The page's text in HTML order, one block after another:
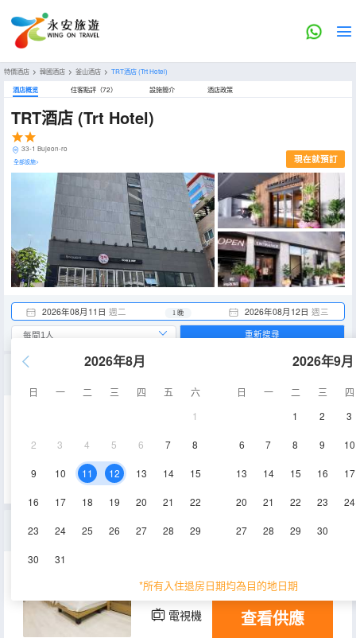
特價酒店 > 韓國酒店 > 釜山酒店 > TRT酒店(Trt Hotel)
酒店概览 住客點評（72） 設施簡介 酒店政策
TRT酒店 (Trt Hotel)
33-1 Bujeon-ro
全部設施> 現在就預訂
2026年08月11日 週二 2026年08月12日 週三
1 晚
2026年8月
日 一 二 三 四 五
六
1
2 3 4 5 6 7 8
9 10 11 12 13 14 15
16 17 18 19 20 21 22
23 24 25 26 27 28 29
30 31
2026年9月
日 一 二 三
四
1
2 3
6 7 8 9 10
13 14 15 16 17
20 21 22 23 24
27 28 29 30
*所有入住退房日期均為目的地日期
重新搜尋
電視機
豪華雙床房
28㎡ 空調 淋浴
電視機 冰箱
查看供應